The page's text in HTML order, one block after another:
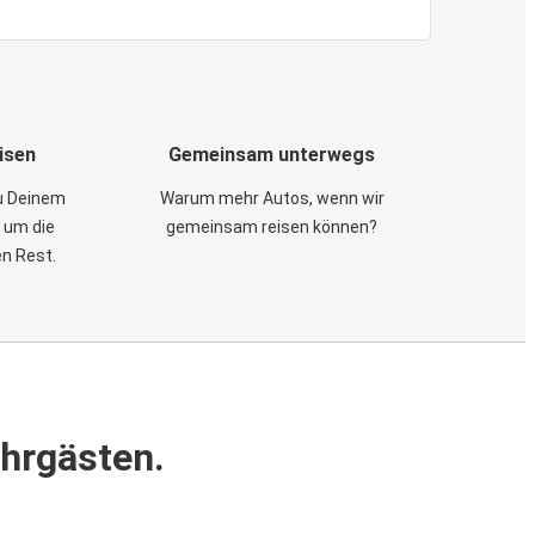
Deinem
die
Rest.
Gemeinsam unterwegs
Warum mehr Autos, wenn wir
gemeinsam reisen können?